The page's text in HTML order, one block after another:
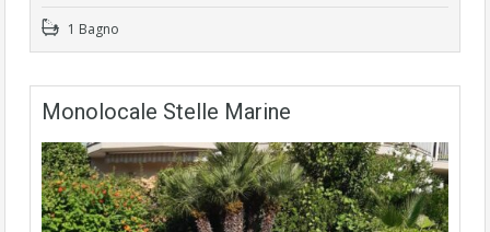
1 Bagno
Monolocale Stelle Marine